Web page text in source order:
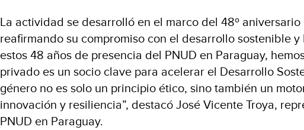
La actividad se desarrolló en el marco del 48º
reafirmando su compromiso con el desarrollo sostenible
estos 48 años de presencia del PNUD en Paraguay,
privado es un socio clave para acelerar el Desarrollo
género no es solo un principio ético, sino también un
innovación y resiliencia”, destacó José Vicente Troya,
PNUD en Paraguay.